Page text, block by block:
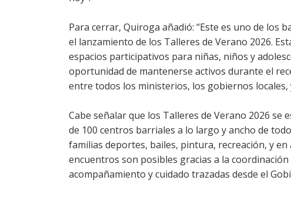
Para cerrar, Quiroga añadió: “Este es uno de los
el lanzamiento de los Talleres de Verano 2026.
espacios participativos para niñas, niños y
oportunidad de mantenerse activos durante el
entre todos los ministerios, los gobiernos locales,
Cabe señalar que los Talleres de Verano 2026 se
de 100 centros barriales a lo largo y ancho de
familias deportes, bailes, pintura, recreación, y
encuentros son posibles gracias a la
acompañamiento y cuidado trazadas desde el